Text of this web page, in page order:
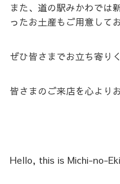
また、道の駅みかわでは
ったお土産もご用意して
ぜひ皆さまでお立ち寄り
皆さまのご来店を心より
Hello, this is Michi-no-